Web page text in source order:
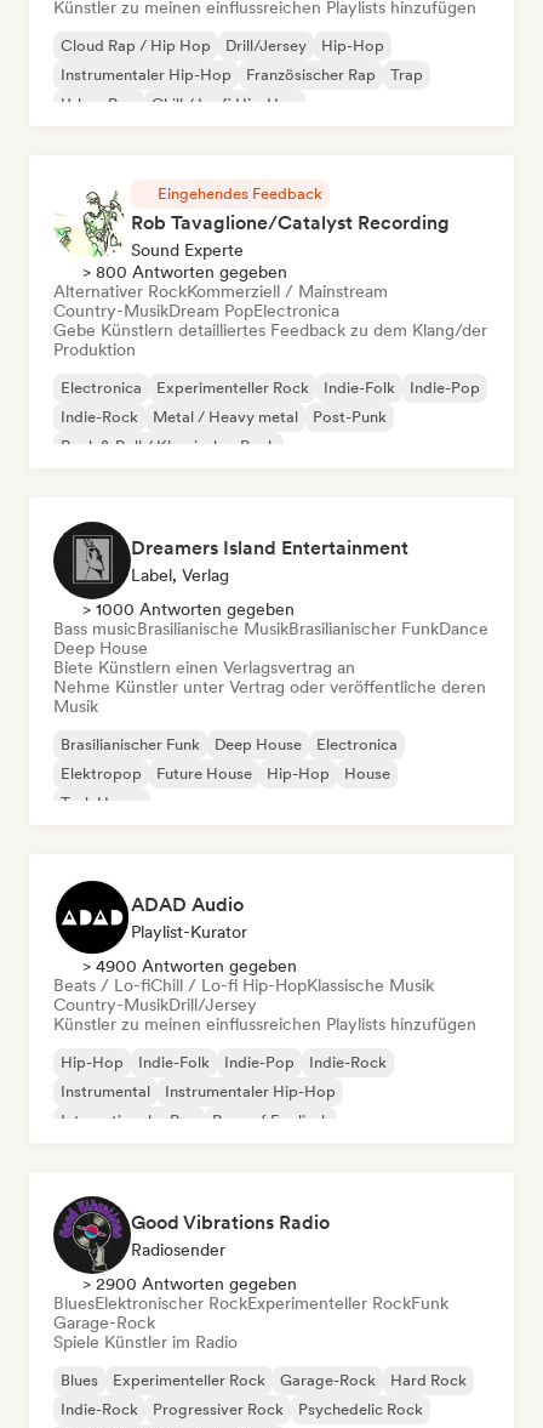
Künstler zu meinen einflussreichen Playlists hinzufügen
Cloud Rap / Hip Hop Drill/Jersey
Hip-Hop
Instrumentaler Hip-Hop
Französischer Rap
Trap
Urban Pop
Chill / Lo-fi Hip-Hop
Eingehendes Feedback
Rob Tavaglione/Catalyst Recording
Sound Experte
> 800 Antworten gegeben
Alternativer RockKommerziell / Mainstream
Country-MusikDream PopElectronica
Gebe Künstlern detailliertes Feedback zu dem Klang/der
Produktion
Electronica Experimenteller Rock Indie-Folk
Indie-Pop
Indie-Rock
Metal / Heavy metal
Post-Punk
Rock & Roll / Klassischer Rock
Dreamers Island Entertainment
Label, Verlag
> 1000 Antworten gegeben
Bass musicBrasilianische MusikBrasilianischer FunkDance
Deep House
Biete Künstlern einen Verlagsvertrag an
Nehme Künstler unter Vertrag oder veröffentliche deren
Musik
Brasilianischer Funk Deep House
Electronica
Elektropop
Future House Hip-Hop
House
Tech House
ADAD Audio
Playlist-Kurator
> 4900 Antworten gegeben
Beats / Lo-fiChill / Lo-fi Hip-HopKlassische Musik
Country-MusikDrill/Jersey
Künstler zu meinen einflussreichen Playlists hinzufügen
Hip-Hop Indie-Folk Indie-Pop
Indie-Rock
Instrumental
Instrumentaler Hip-Hop
Internationaler Rap
Rap auf Englisch
Good Vibrations Radio
Radiosender
> 2900 Antworten gegeben
BluesElektronischer RockExperimenteller RockFunk
Garage-Rock
Spiele Künstler im Radio
Blues Experimenteller Rock Garage-Rock
Hard Rock
Indie-Rock
Progressiver Rock
Psychedelic Rock